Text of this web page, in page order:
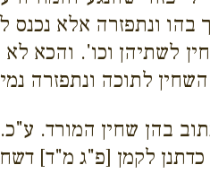
ונתפזרה אלא נכנס
לשתיהן וכו'. והכא לא
לתוכה ונתפזרה
בהן שחין המורד.
לקמן [פ"ג מ"ד]